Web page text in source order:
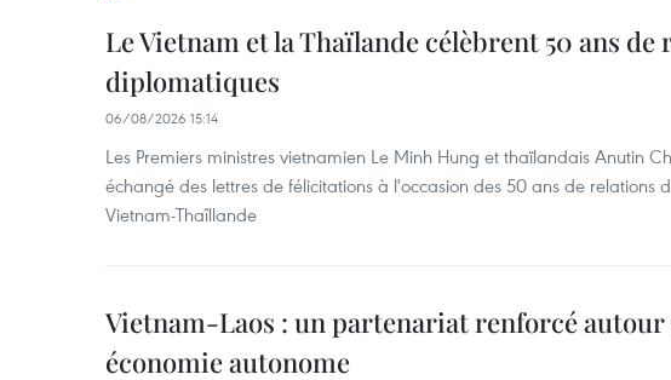
Le Vietnam et la Thaïlande célèbrent 50 ans de
diplomatiques
06/08/2026 15:14
Les Premiers ministres vietnamien Le Minh Hung et thaïlandais Anutin
échangé des lettres de félicitations à l'occasion des 50 ans de relations
Vietnam-Thaîllande
Vietnam-Laos : un partenariat renforcé autour
économie autonome